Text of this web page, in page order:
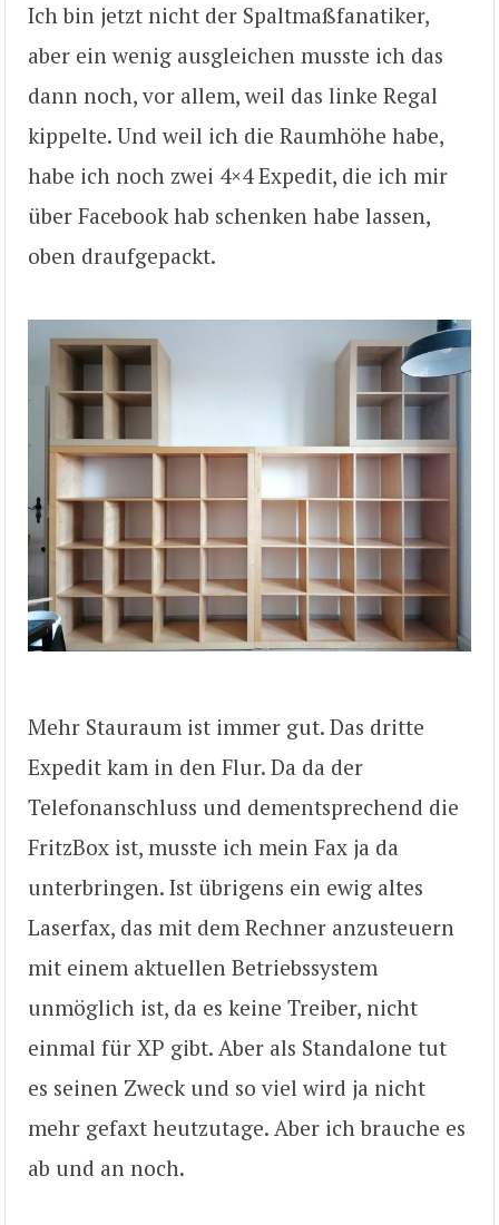
Ich bin jetzt nicht der Spaltmaßfanatiker,
aber ein wenig ausgleichen musste ich das
dann noch, vor allem, weil das linke Regal
kippelte. Und weil ich die Raumhöhe habe,
habe ich noch zwei 4×4 Expedit, die ich mir
über Facebook hab schenken habe lassen,
oben draufgepackt.
Mehr Stauraum ist immer gut. Das dritte
Expedit kam in den Flur. Da da der
Telefonanschluss und dementsprechend die
FritzBox ist, musste ich mein Fax ja da
unterbringen. Ist übrigens ein ewig altes
Laserfax, das mit dem Rechner anzusteuern
mit einem aktuellen Betriebssystem
unmöglich ist, da es keine Treiber, nicht
einmal für XP gibt. Aber als Standalone tut
es seinen Zweck und so viel wird ja nicht
mehr gefaxt heutzutage. Aber ich brauche es
ab und an noch.